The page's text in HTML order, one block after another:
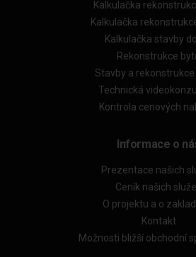
Kalkulačka
Kalkulačka
Kalkulačka stavby
Rekonstrukce
Stavby a
Technická
Kontrola cenových
Informace o
Prezentace našich
Ceník našich
O projektu a o
Kontakt
Možnosti bližší obchodní